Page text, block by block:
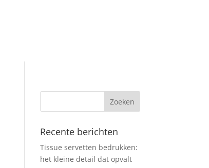
Recente berichten
Tissue servetten bedrukken:
het kleine detail dat opvalt